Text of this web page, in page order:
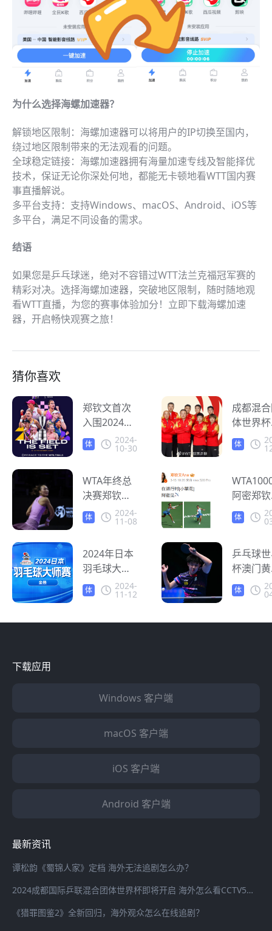
为什么选择海螺加速器？
解锁地区限制：海螺加速器可以将用户的IP切换至国内，
绕过地区限制带来的无法观看的问题。
全球稳定链接：海螺加速器拥有海量加速专线及智能择优
技术，保证无论你深处何地，都能无卡顿地看WTT国内赛
事直播解说。
多平台支持：支持Windows、macOS、Android、iOS等
多平台，满足不同设备的需求。
结语
如果您是乒乓球迷，绝对不容错过WTT法兰克福冠军赛的
精彩对决。选择海螺加速器，突破地区限制，随时随地观
看WTT直播，为您的赛事体验加分！立即下载海螺加速
器，开启畅快观赛之旅！
猜你喜欢
郑钦文首次
入围2024年
WTA年终总
决赛 海外怎
事直播？
体
2024-
10-30
WTA年终总
决赛郑钦文
强势晋级四
强，人在海
事直播？
体
2024-
11-08
2024年日本
羽毛球大师
赛开启，人
在海外能看
播吗？
体
2024-
11-12
成都混
体世界
乒连赢
卫冕冠
观看体
事直播？
体
阿密郑
挑战巅
外华人
播？
体
乒乓球
杯澳门
政取得
红 海外
CCTV5直
体
下载应用
Windows 客户端
macOS 客户端
iOS 客户端
Android 客户端
最新资讯
谭松韵《蜀锦人家》定档 海外无法追剧怎么办？
2024成都国际乒联混合团体世界杯即将开启 海外怎么看CCTV5全程直播？
《猎罪图鉴2》全新回归，海外观众怎么在线追剧？